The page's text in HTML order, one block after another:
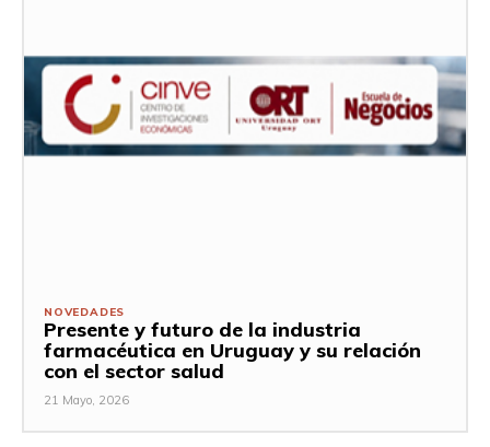
NOVEDADES
Presente y futuro de la industria
farmacéutica en Uruguay y su relación
con el sector salud
21 Mayo, 2026